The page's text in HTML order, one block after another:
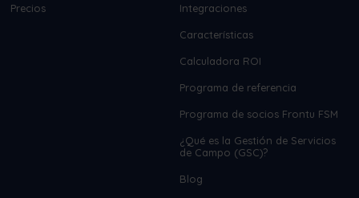
Precios Integraciones
Características
Calculadora ROI
Programa de referencia
Programa de socios Frontu FSM
¿Qué es la Gestión de Servicios
de Campo (GSC)?
Blog